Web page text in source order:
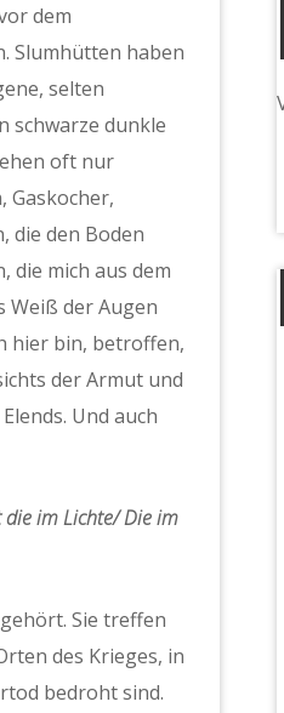
dem
Slumhütten haben
selten
schwarze dunkle
oft nur
Gaskocher,
die den Boden
die mich aus dem
Weiß der Augen
hier bin, betroffen,
der Armut und
Und auch
im Lichte/ Die im
Sie treffen
des Krieges, in
bedroht sind.